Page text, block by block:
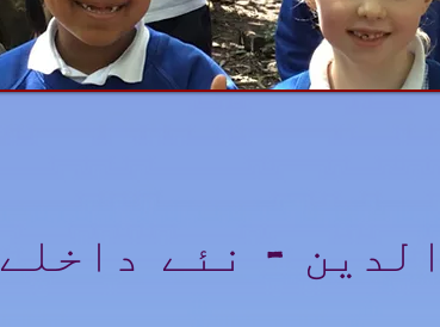
- نئے داخلے 2022